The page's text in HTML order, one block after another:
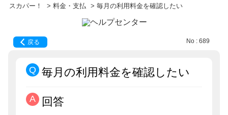
スカパー！ > 料金・支払 > 毎月の利用料金を確認したい
戻る No : 689
毎月の利用料金を確認したい
回答